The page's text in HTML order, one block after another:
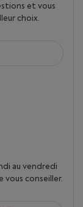
et vous
choix.
au vendredi
vous conseiller.